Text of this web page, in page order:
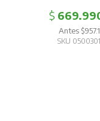
$
Antes
SKU